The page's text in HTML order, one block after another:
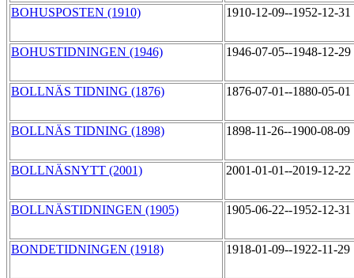
BOHUSPOSTEN (1910) 1910-12-09--1952-12-31
BOHUSTIDNINGEN (1946) 1946-07-05--1948-12-29
BOLLNÄS TIDNING (1876) 1876-07-01--1880-05-01
BOLLNÄS TIDNING (1898) 1898-11-26--1900-08-09
BOLLNÄSNYTT (2001) 2001-01-01--2019-12-22
BOLLNÄSTIDNINGEN (1905) 1905-06-22--1952-12-31
BONDETIDNINGEN (1918) 1918-01-09--1922-11-29